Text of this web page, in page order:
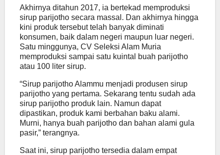
Akhirnya ditahun 2017, ia bertekad memproduksi
sirup parijotho secara massal. Dan akhirnya hingga
kini produk tersebut telah banyak diminati
konsumen, baik dalam negeri maupun luar negeri.
Satu minggunya, CV Seleksi Alam Muria
memproduksi sampai satu kuintal buah parijotho
atau 100 liter sirup.
“Sirup parijotho Alammu menjadi produsen sirup
parijotho yang pertama. Sekarang tentu sudah ada
sirup parijotho produk lain. Namun dapat
dipastikan, produk kami berbahan baku alami.
Murni, hanya buah parijotho dan bahan alami gula
pasir,” terangnya.
Saat ini, sirup parijotho tersedia dalam empat